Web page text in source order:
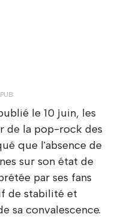
le 10 juin, les
de la pop-rock des
que l'absence de
sur son état de
par ses fans
de stabilité et
sa convalescence.